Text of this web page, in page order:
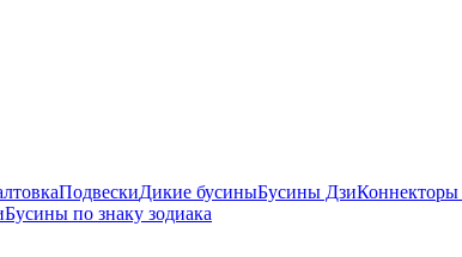
ПодвескиДикие бусиныБусины ДзиКоннекторы
Бусины по знаку зодиака